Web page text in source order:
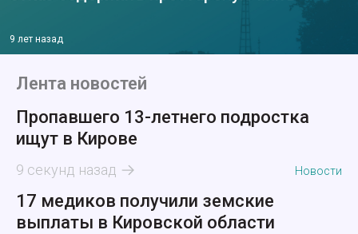
9 лет назад
Лента новостей
Пропавшего 13-летнего подростка
ищут в Кирове
9 секунд назад Новости
17 медиков получили земские
выплаты в Кировской области